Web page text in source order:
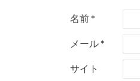
名前*
メール*
サイト